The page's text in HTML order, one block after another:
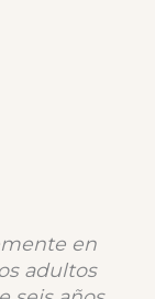
en
adultos